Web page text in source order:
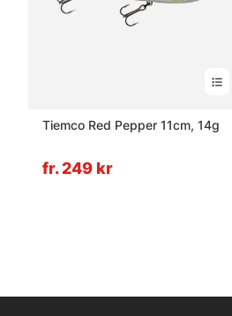
Tiemco Red Pepper 11cm, 14g
fr. 249 kr